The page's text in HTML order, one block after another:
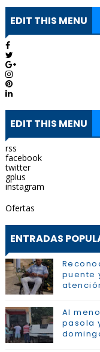
EDIT THIS MENU
EDIT THIS MENU
rss
facebook
twitter
gplus
instagram
Ofertas
ENTRADAS
puente
Al
pasola